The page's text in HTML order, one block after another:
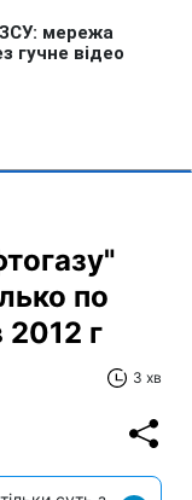
по
2012 г
3 хв